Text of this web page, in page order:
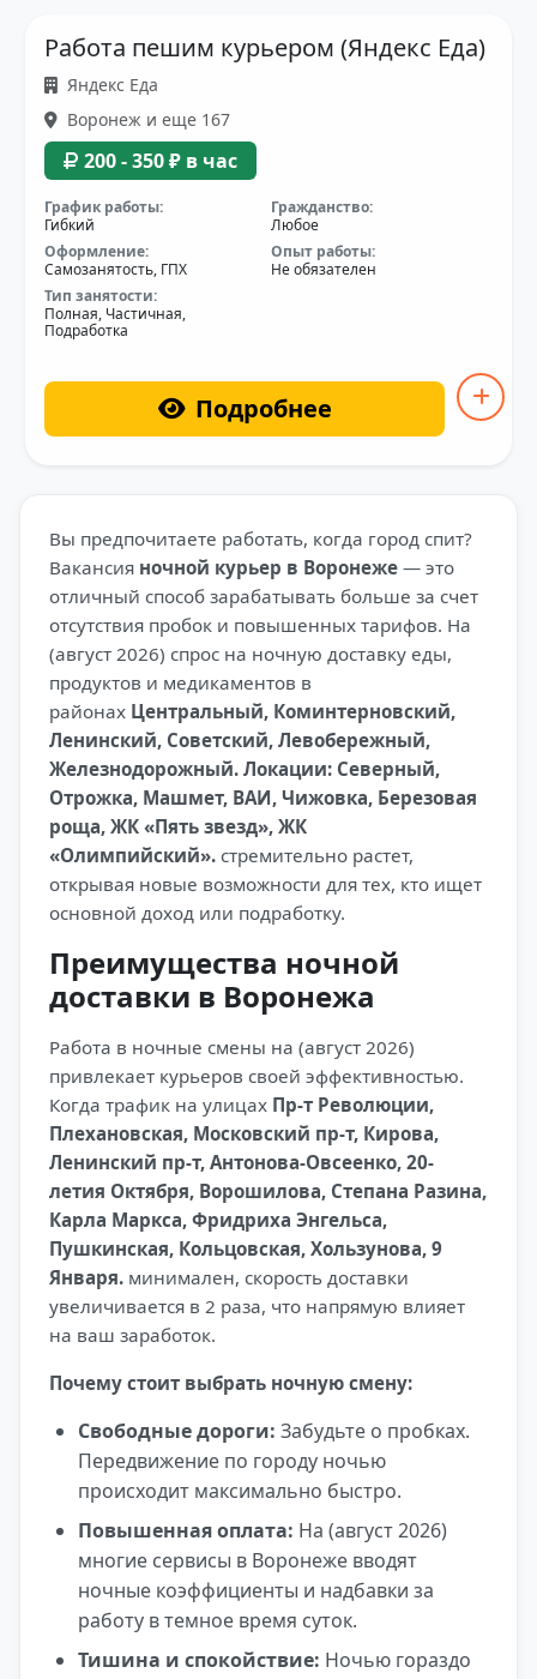
Работа пешим курьером (Яндекс Еда)
Яндекс Еда
Воронеж и еще 167
200 - 350 ₽ в час
График работы:
Гибкий
Гражданство:
Любое
Оформление:
Самозанятость, ГПХ
Опыт работы:
Не обязателен
Тип занятости:
Полная, Частичная,
Подработка
Подробнее
Вы предпочитаете работать, когда город спит?
Вакансия ночной курьер в Воронеже — это
отличный способ зарабатывать больше за счет
отсутствия пробок и повышенных тарифов. На
(август 2026) спрос на ночную доставку еды,
продуктов и медикаментов в
районах Центральный, Коминтерновский,
Ленинский, Советский, Левобережный,
Железнодорожный. Локации: Северный,
Отрожка, Машмет, ВАИ, Чижовка, Березовая
роща, ЖК «Пять звезд», ЖК
«Олимпийский». стремительно растет,
открывая новые возможности для тех, кто ищет
основной доход или подработку.
Преимущества ночной
доставки в Воронежа
Работа в ночные смены на (август 2026)
привлекает курьеров своей эффективностью.
Когда трафик на улицах Пр-т Революции,
Плехановская, Московский пр-т, Кирова,
Ленинский пр-т, Антонова-Овсеенко, 20-
летия Октября, Ворошилова, Степана Разина,
Карла Маркса, Фридриха Энгельса,
Пушкинская, Кольцовская, Хользунова, 9
Января. минимален, скорость доставки
увеличивается в 2 раза, что напрямую влияет
на ваш заработок.
Почему стоит выбрать ночную смену:
Свободные дороги: Забудьте о пробках.
Передвижение по городу ночью
происходит максимально быстро.
Повышенная оплата: На (август 2026)
многие сервисы в Воронеже вводят
ночные коэффициенты и надбавки за
работу в темное время суток.
Тишина и спокойствие: Ночью гораздо